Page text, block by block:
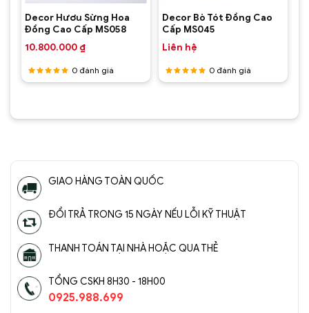
Decor Hươu Sừng Hoa
Đồng Cao Cấp MS058
10.800.000 ₫
Được
0 đánh giá
Decor Bò Tót Đồng Cao
Cấp MS045
Liên hệ
Được
0 đánh giá
GIAO HÀNG TOÀN QUỐC
ĐỔI TRẢ TRONG 15 NGÀY NẾU LỖI KỸ THUẬT
THANH TOÁN TẠI NHÀ HOẶC QUA THẺ
TỔNG CSKH 8H30 - 18H00
0925.988.699